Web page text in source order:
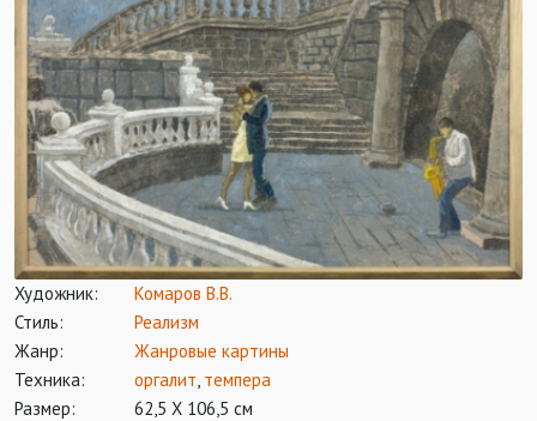
Художник:
Комаров В.В.
Стиль:
Реализм
Жанр:
Жанровые картины
Техника:
оргалит темпера
Размер:
62,5 Х 106,5 см